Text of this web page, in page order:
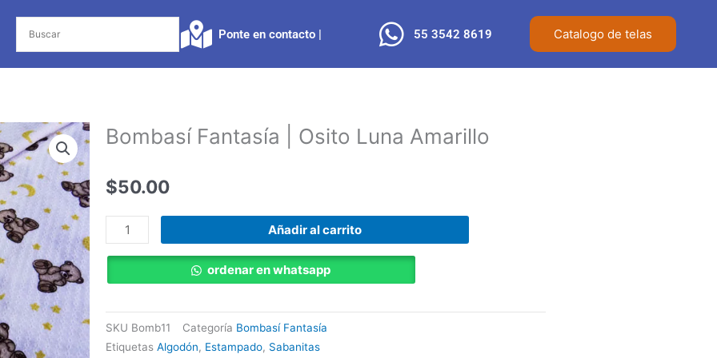
Ponte en contacto |​ 55 3542 8619 Catalogo de telas
Bombasí Fantasía | Osito Luna Amarillo
$50.00
Bombasí
Fantasía
|
Osito
Amarillo
cantidad
Añadir al carrito
ordenar en whatsapp
SKU Bomb11 Categoría Bombasí Fantasía
Etiquetas Algodón, Estampado, Sabanitas